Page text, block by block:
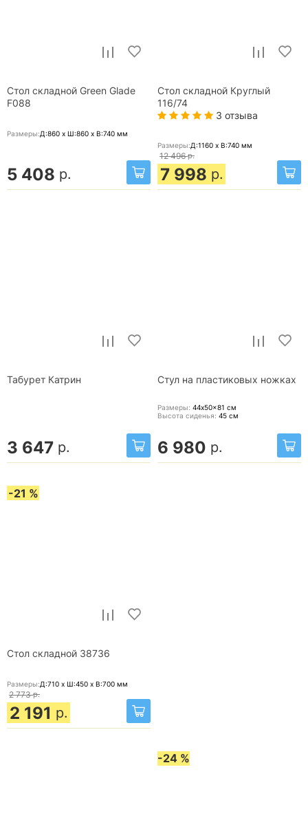
Стол складной Green Glade
F088
Размеры:Д:860 x Ш:860 x В:740 мм
5 408 р.
Стол складной Круглый
116/74
3 отзыва
Размеры:Д:1160 x В:740 мм
12 496 р.
7 998 р.
Табурет Катрин
3 647 р.
Стул на пластиковых ножках
Размеры: 44x50x81 см
Высота сиденья: 45 см
6 980 р.
-21 %
Стол складной 38736
Размеры:Д:710 x Ш:450 x В:700 мм
2 773 р.
2 191 р.
-24 %